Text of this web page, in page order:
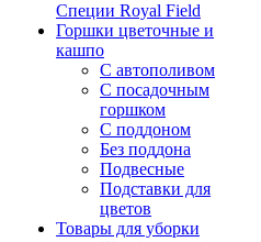
Специи Royal Field
Горшки цветочные и
кашпо
С автополивом
С посадочным
горшком
С поддоном
Без поддона
Подвесные
Подставки для
цветов
Товары для уборки